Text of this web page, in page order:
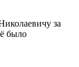
за
было